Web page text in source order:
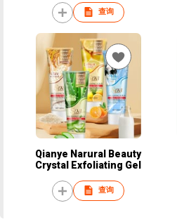
查询
Qianye Narural Beauty
Crystal Exfoliating Gel
查询